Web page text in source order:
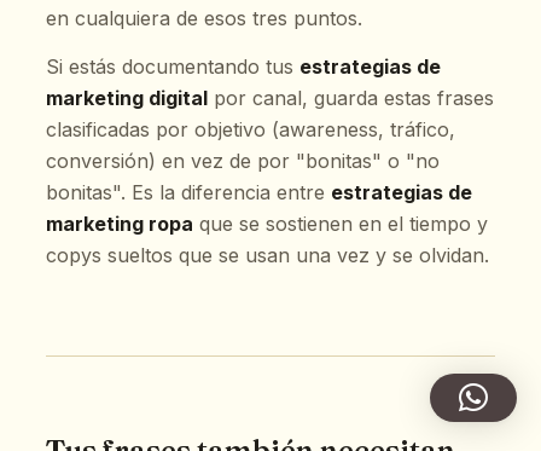
en cualquiera de esos tres puntos.
Si estás documentando tus estrategias de
marketing digital por canal, guarda estas frases
clasificadas por objetivo (awareness, tráfico,
conversión) en vez de por "bonitas" o "no
bonitas". Es la diferencia entre estrategias de
marketing ropa que se sostienen en el tiempo y
copys sueltos que se usan una vez y se olvidan.